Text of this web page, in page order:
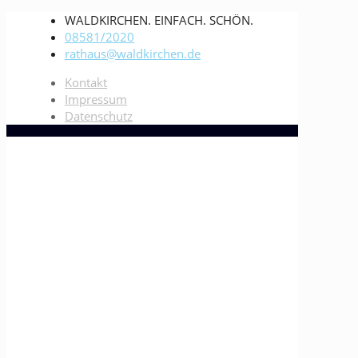
WALDKIRCHEN. EINFACH. SCHÖN.
08581/2020
rathaus@waldkirchen.de
Kontakt
Impressum
Datenschutz